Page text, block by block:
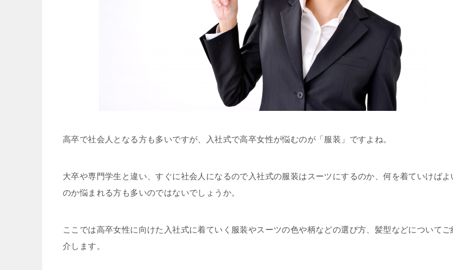
高卒で社会人となる方も多いですが、入社式で高卒女性が悩むのが「服装」ですよね。
大卒や専門学生と違い、すぐに社会人になるので入社式の服装はスーツにするのか、何を着ていけばよ
のか悩まれる方も多いのではないでしょうか。
ここでは高卒女性に向けた入社式に着ていく服装やスーツの色や柄などの選び方、髪型などについてご
介します。